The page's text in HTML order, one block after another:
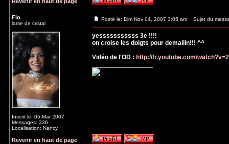
Flo
lame de cristal
Inscrit le: 05 Mar 2007
Messages: 336
Localisation: Nancy
Posté le: Dim Nov 04, 2007 3:05 am Sujet du
yesssssssssss 3e !!!!
on croise les doigts pour demaiiin!!! ^^
Vidéo de l'OD : http://fr.youtube.com/
Revenir en haut de page